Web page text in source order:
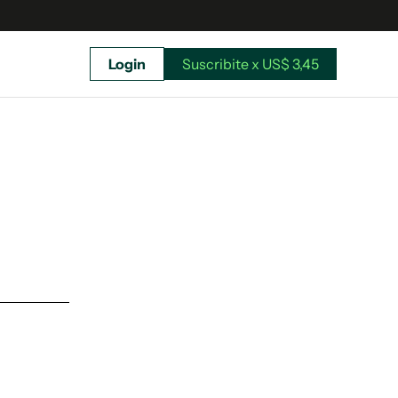
Login Suscribite x US$ 3,45